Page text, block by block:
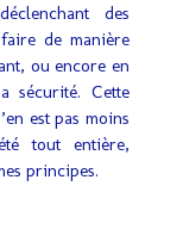
des
de manière
ou encore en
sécurité. Cette
est pas moins
tout entière,
principes.